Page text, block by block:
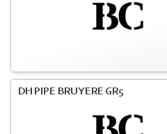
DH PIPE BRUYERE GR5